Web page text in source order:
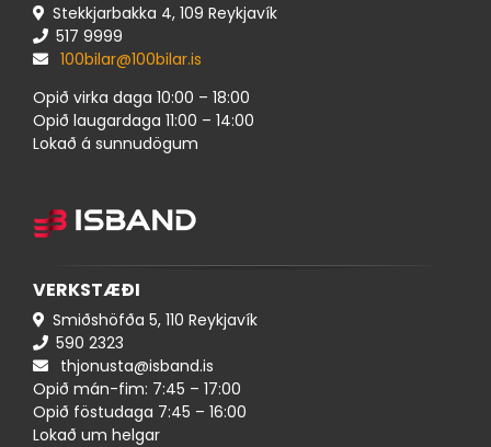
Stekkjarbakka 4, 109 Reykjavík
517 ​9999
100bilar@100bilar.is
Opið virka daga 10:00 – 18:00
Opið laugardaga 11:00 – 14:00
Lokað á sunnudögum
VERKSTÆÐI
Smiðshöfða 5, 110 Reykjavík
590 ​​2323
thjonusta@isband.is
Opið mán-fim: 7:45 – 17:00
Opið föstudaga 7:45 – 16:00
Lokað um helgar